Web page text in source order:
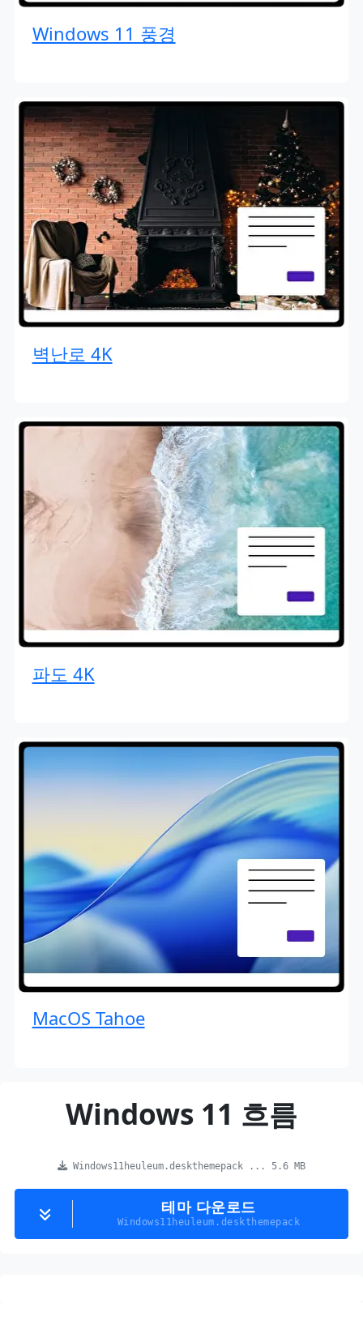
Windows 11 풍경
벽난로 4K
파도 4K
MacOS Tahoe
Windows 11 흐름
Windows11heuleum.deskthemepack ... 5.6 MB
테마 다운로드
Windows11heuleum.deskthemepack